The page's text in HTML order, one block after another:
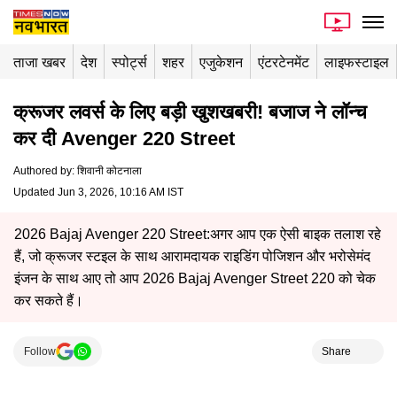
ताजा खबर देश स्पोर्ट्स शहर एजुकेशन एंटरटेनमेंट लाइफस्टाइल
क्रूजर लवर्स के लिए बड़ी खुशखबरी! बजाज ने लॉन्च
कर दी Avenger 220 Street
Authored by: शिवानी कोटनाला
Updated Jun 3, 2026, 10:16 AM IST
2026 Bajaj Avenger 220 Street:अगर आप एक ऐसी बाइक तलाश रहे
हैं, जो क्रूजर स्टइल के साथ आरामदायक राइडिंग पोजिशन और भरोसेमंद
इंजन के साथ आए तो आप 2026 Bajaj Avenger Street 220 को चेक
कर सकते हैं।
Follow Share